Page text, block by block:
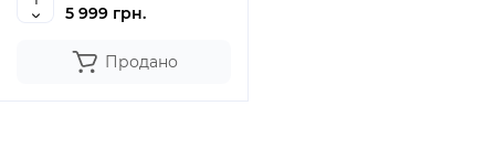
5 999 грн.
Продано